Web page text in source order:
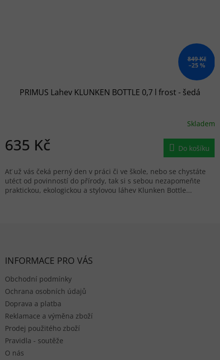
849 Kč
–25 %
PRIMUS Lahev KLUNKEN BOTTLE 0,7 l frost - šedá
Skladem
635 Kč Do košíku
Ať už vás čeká perný den v práci či ve škole, nebo se chystáte
utéct od povinností do přírody, tak si s sebou nezapomeňte
praktickou, ekologickou a stylovou láhev Klunken Bottle...
INFORMACE PRO VÁS
Obchodní podmínky
Ochrana osobních údajů
Doprava a platba
Reklamace a výměna zboží
Prodej použitého zboží
Pravidla - soutěže
O nás